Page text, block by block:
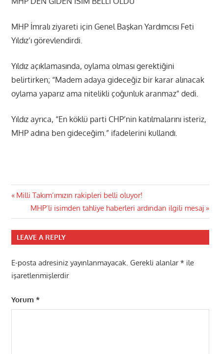
MHP İmralı ziyareti için Genel Başkan Yardımcısı Feti
Yıldız’ı görevlendirdi.
Yıldız açıklamasında, oylama olması gerektiğini
belirtirken; “Madem adaya gideceğiz bir karar alınacak
oylama yaparız ama nitelikli çoğunluk aranmaz” dedi.
Yıldız ayrıca, “En köklü parti CHP’nin katılmalarını isteriz,
MHP adına ben gideceğim.” ifadelerini kullandı.
Yazı
gezinmesi
Previous
Post:
Milli Takım’ımızın rakipleri belli oluyor!
Next
Post:
MHP’li isimden tahliye haberleri ardından ilgili mesaj
LEAVE A REPLY
E-posta adresiniz yayınlanmayacak. Gerekli alanlar*ile
işaretlenmişlerdir
Yorum *